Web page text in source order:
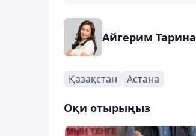
Айгерим Тарина
Қазақстан Астана
Оқи отырыңыз